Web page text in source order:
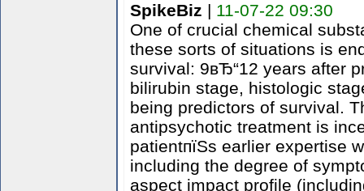
SpikeBiz | 11-07-22 09:30
One of crucial chemical
these sorts of situations is
survival: 9вЂ“12 years after
bilirubin stage, histologic
being predictors of survival.
antipsychotic treatment is
patientпїЅs earlier expertise
including the degree of
aspect impact profile